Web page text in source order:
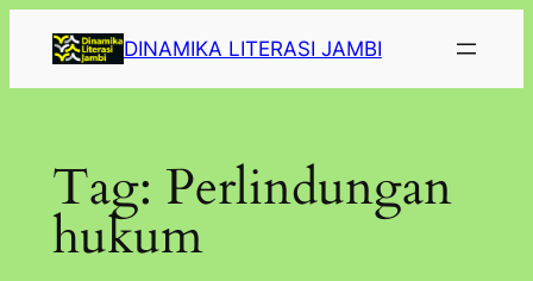
konten
DINAMIKA LITERASI JAMBI
Tag: Perlindungan
hukum